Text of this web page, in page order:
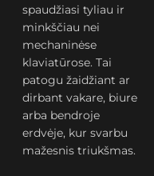
spaudžiasi tyliau ir
minkščiau nei
mechaninėse
klaviatūrose. Tai
patogu žaidžiant ar
dirbant vakare, biure
arba bendroje
erdvėje, kur svarbu
mažesnis triukšmas.